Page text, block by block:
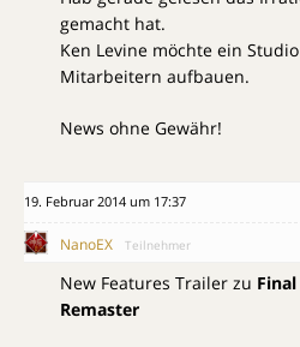
gemacht hat.
Ken Levine möchte ein
Mitarbeitern aufbauen.
News ohne Gewähr!
19. Februar 2014 um 17:37
NanoEX Teilnehmer
New Features Trailer zu
Remaster